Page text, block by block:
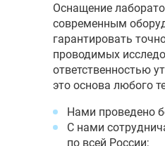
Оснащение
современным
гарантировать
проводимых
ответственностью
это основа любого
Нами проведено
С нами
по всей России;